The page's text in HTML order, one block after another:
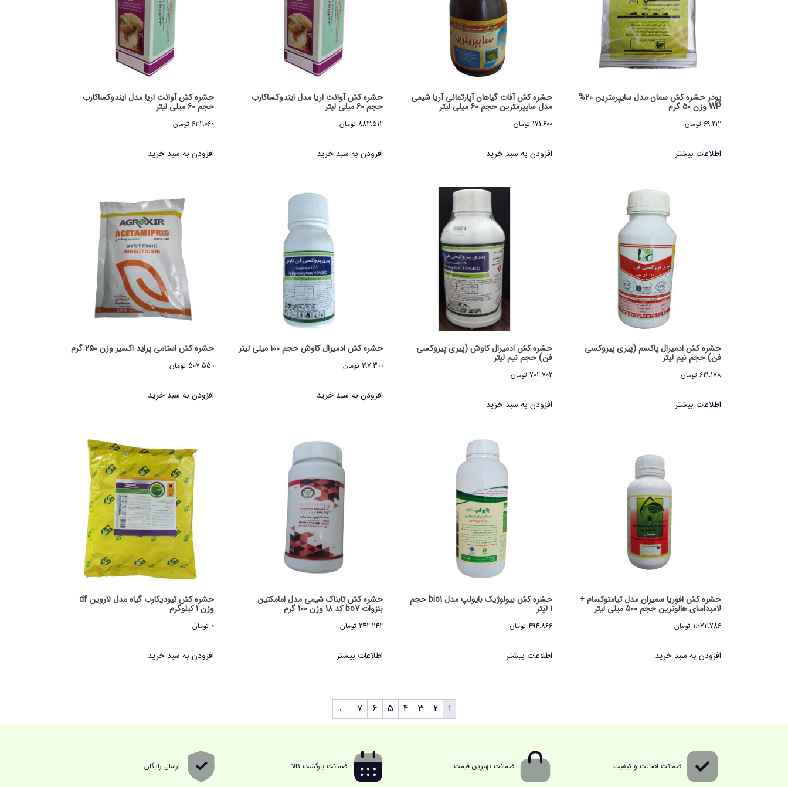
پودر حشره کش سمان مدل سایپرمترین 20%
WP وزن 50 گرم
69.212 تومان
اطلاعات بیشتر
حشره کش آفات گیاهان آپارتمانی آریا شیمی
مدل سایپرمترین حجم 60 میلی لیتر
171.600 تومان
افزودن به سبد خرید
حشره کش آوانت اریا مدل ایندوکساکارب
حجم 60 میلی لیتر
883.512 تومان
افزودن به سبد خرید
حشره کش آوانت اریا مدل ایندوکساکارب
حجم 60 میلی لیتر
632.060 تومان
افزودن به سبد خرید
حشره کش ادمیرال پاکسم (پیری پیروکسی
فن) حجم نیم لیتر
621.178 تومان
اطلاعات بیشتر
حشره کش ادمیرال کاوش (پیری پیروکسی
فن) حجم نیم لیتر
702.702 تومان
افزودن به سبد خرید
حشره کش ادمیرال کاوش حجم 100 میلی لیتر
197.300 تومان
افزودن به سبد خرید
حشره کش استامی پراید اکسیر وزن 250 گرم
507.550 تومان
افزودن به سبد خرید
حشره کش افوریا سمیران مدل تیامتوکسام +
لامبداسای هالوترین حجم 500 میلی لیتر
1.072.786 تومان
افزودن به سبد خرید
حشره کش بیولوژیک بایولپ مدل bio1 حجم
1 لیتر
494.866 تومان
اطلاعات بیشتر
حشره کش تابناک شیمی مدل امامکتین
بنزوات bo7 کد 18 وزن 100 گرم
242.242 تومان
اطلاعات بیشتر
حشره کش تیودیکارب گیاه مدل لاروین df
وزن 1 کیلوگرم
0 تومان
افزودن به سبد خرید
1
2
3
4
5
6
7
←
ضمانت اصالت و کیفیت ضمانت بهترین قیمت ضمانت بازگشت کالا ارسال رایگان